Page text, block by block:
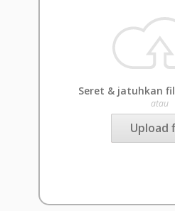
Seret & jatuhkan
atau
Upload